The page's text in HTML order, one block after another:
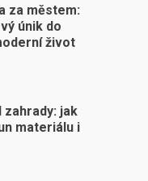
za městem:
únik do
život
zahrady: jak
materiálu i